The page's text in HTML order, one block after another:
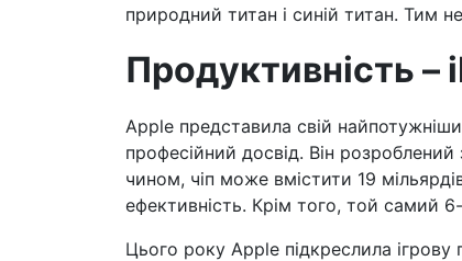
природний титан і синій титан. Тим
Продуктивність –
Apple представила свій
професійний досвід. Він
чином, чіп може вмістити 19
ефективність. Крім того, той самий
Цього року Apple підкреслила